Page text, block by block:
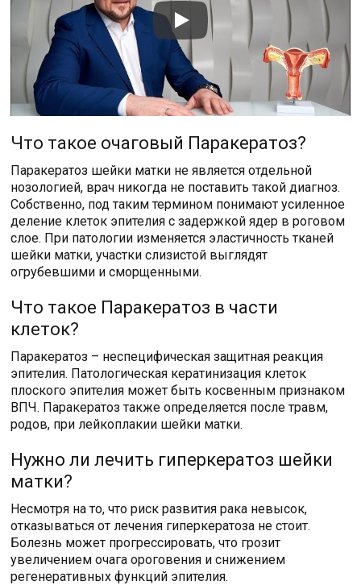
Что такое очаговый Паракератоз?
Паракератоз шейки матки не является отдельной
нозологией, врач никогда не поставить такой диагноз.
Собственно, под таким термином понимают усиленное
деление клеток эпителия с задержкой ядер в роговом
слое. При патологии изменяется эластичность тканей
шейки матки, участки слизистой выглядят
огрубевшими и сморщенными.
Что такое Паракератоз в части
клеток?
Паракератоз – неспецифическая защитная реакция
эпителия. Патологическая кератинизация клеток
плоского эпителия может быть косвенным признаком
ВПЧ. Паракератоз также определяется после травм,
родов, при лейкоплакии шейки матки.
Нужно ли лечить гиперкератоз шейки
матки?
Несмотря на то, что риск развития рака невысок,
отказываться от лечения гиперкератоза не стоит.
Болезнь может прогрессировать, что грозит
увеличением очага ороговения и снижением
регенеративных функций эпителия.